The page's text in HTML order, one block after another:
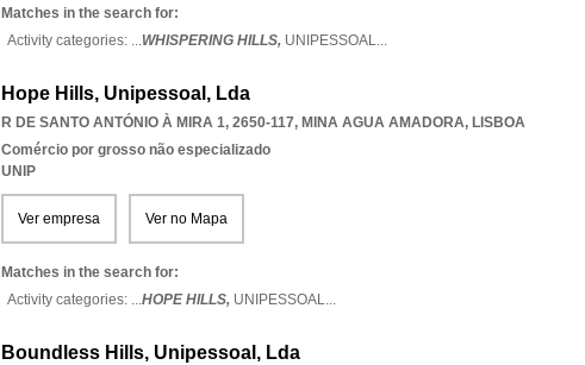
Matches in the search for:
Activity categories: ...WHISPERING HILLS, UNIPESSOAL...
Hope Hills, Unipessoal, Lda
R DE SANTO ANTÓNIO À MIRA 1, 2650-117, MINA AGUA AMADORA, LISBOA
Comércio por grosso não especializado
UNIP
Ver empresa Ver no Mapa
Matches in the search for:
Activity categories: ...HOPE HILLS, UNIPESSOAL...
Boundless Hills, Unipessoal, Lda